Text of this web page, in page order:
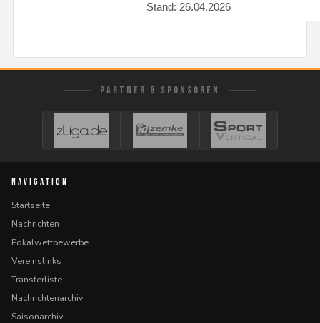
Stand: 26.04.2026
PARTNER & SPONSOREN
NAVIGATION
Startseite
Nachrichten
Pokalwettbewerbe
Vereinslinks
Transferliste
Nachrichtenarchiv
Saisonarchiv